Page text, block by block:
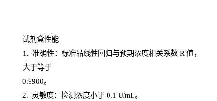
试剂盒性能
1 . 准确性：标准品线性回归与预期浓度相关系数 R 值，
大于等于
0.9900。
2. 灵敏度：检测浓度小于0.1 U/mL。